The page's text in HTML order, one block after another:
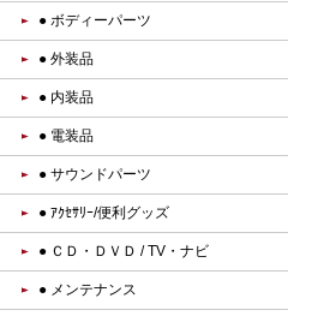
● ボディーパーツ
● 外装品
● 内装品
● 電装品
● サウンドパーツ
● ｱｸｾｻﾘｰ/便利グッズ
● ＣＤ・ＤＶＤ / TV・ナビ
● メンテナンス